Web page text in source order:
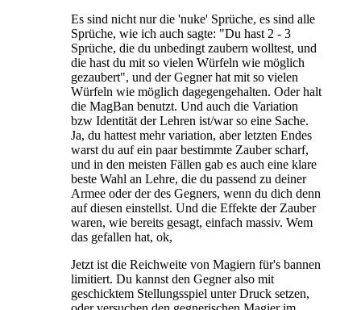
Es sind nicht nur die 'nuke' Sprüche, es sind alle
Sprüche, wie ich auch sagte: "Du hast 2 - 3
Sprüche, die du unbedingt zaubern wolltest, und
die hast du mit so vielen Würfeln wie möglich
gezaubert", und der Gegner hat mit so vielen
Würfeln wie möglich dagegengehalten. Oder halt
die MagBan benutzt. Und auch die Variation
bzw Identität der Lehren ist/war so eine Sache.
Ja, du hattest mehr variation, aber letzten Endes
warst du auf ein paar bestimmte Zauber scharf,
und in den meisten Fällen gab es auch eine klare
beste Wahl an Lehre, die du passend zu deiner
Armee oder der des Gegners, wenn du dich denn
auf diesen einstellst. Und die Effekte der Zauber
waren, wie bereits gesagt, einfach massiv. Wem
das gefallen hat, ok,
Jetzt ist die Reichweite von Magiern für's bannen
limitiert. Du kannst den Gegner also mit
geschicktem Stellungsspiel unter Druck setzen,